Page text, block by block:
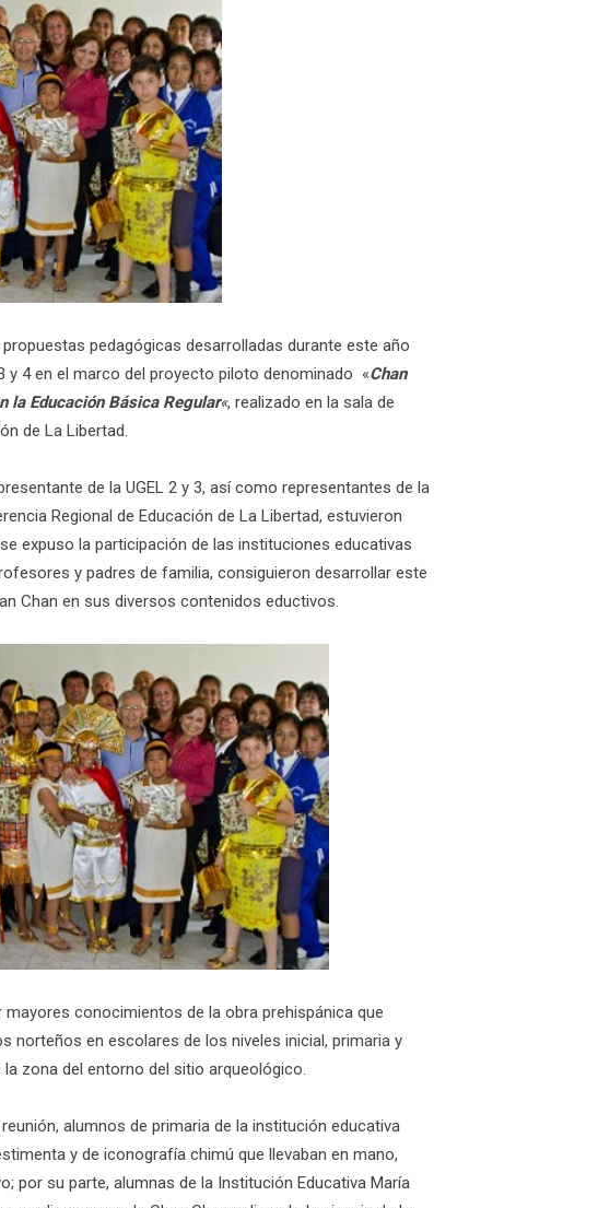
pedagógicas desarrolladas durante este año
y 4 en el marco del proyecto piloto denominado «Chan
la Educación Básica Regular«, realizado en la sala de
de La Libertad.
de la UGEL 2 y 3, así como representantes de la
Regional de Educación de La Libertad, estuvieron
expuso la participación de las instituciones educativas
y padres de familia, consiguieron desarrollar este
Chan en sus diversos contenidos eductivos.
conocimientos de la obra prehispánica que
norteños en escolares de los niveles inicial, primaria y
zona del entorno del sitio arqueológico.
alumnos de primaria de la institución educativa
y de iconografía chimú que llevaban en mano,
por su parte, alumnas de la Institución Educativa María